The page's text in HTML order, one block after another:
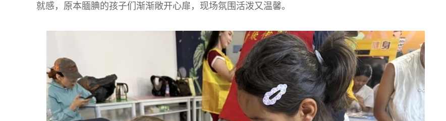
就感，原本腼腆的孩子们渐渐敞开心扉，现场氛围活泼又温馨。